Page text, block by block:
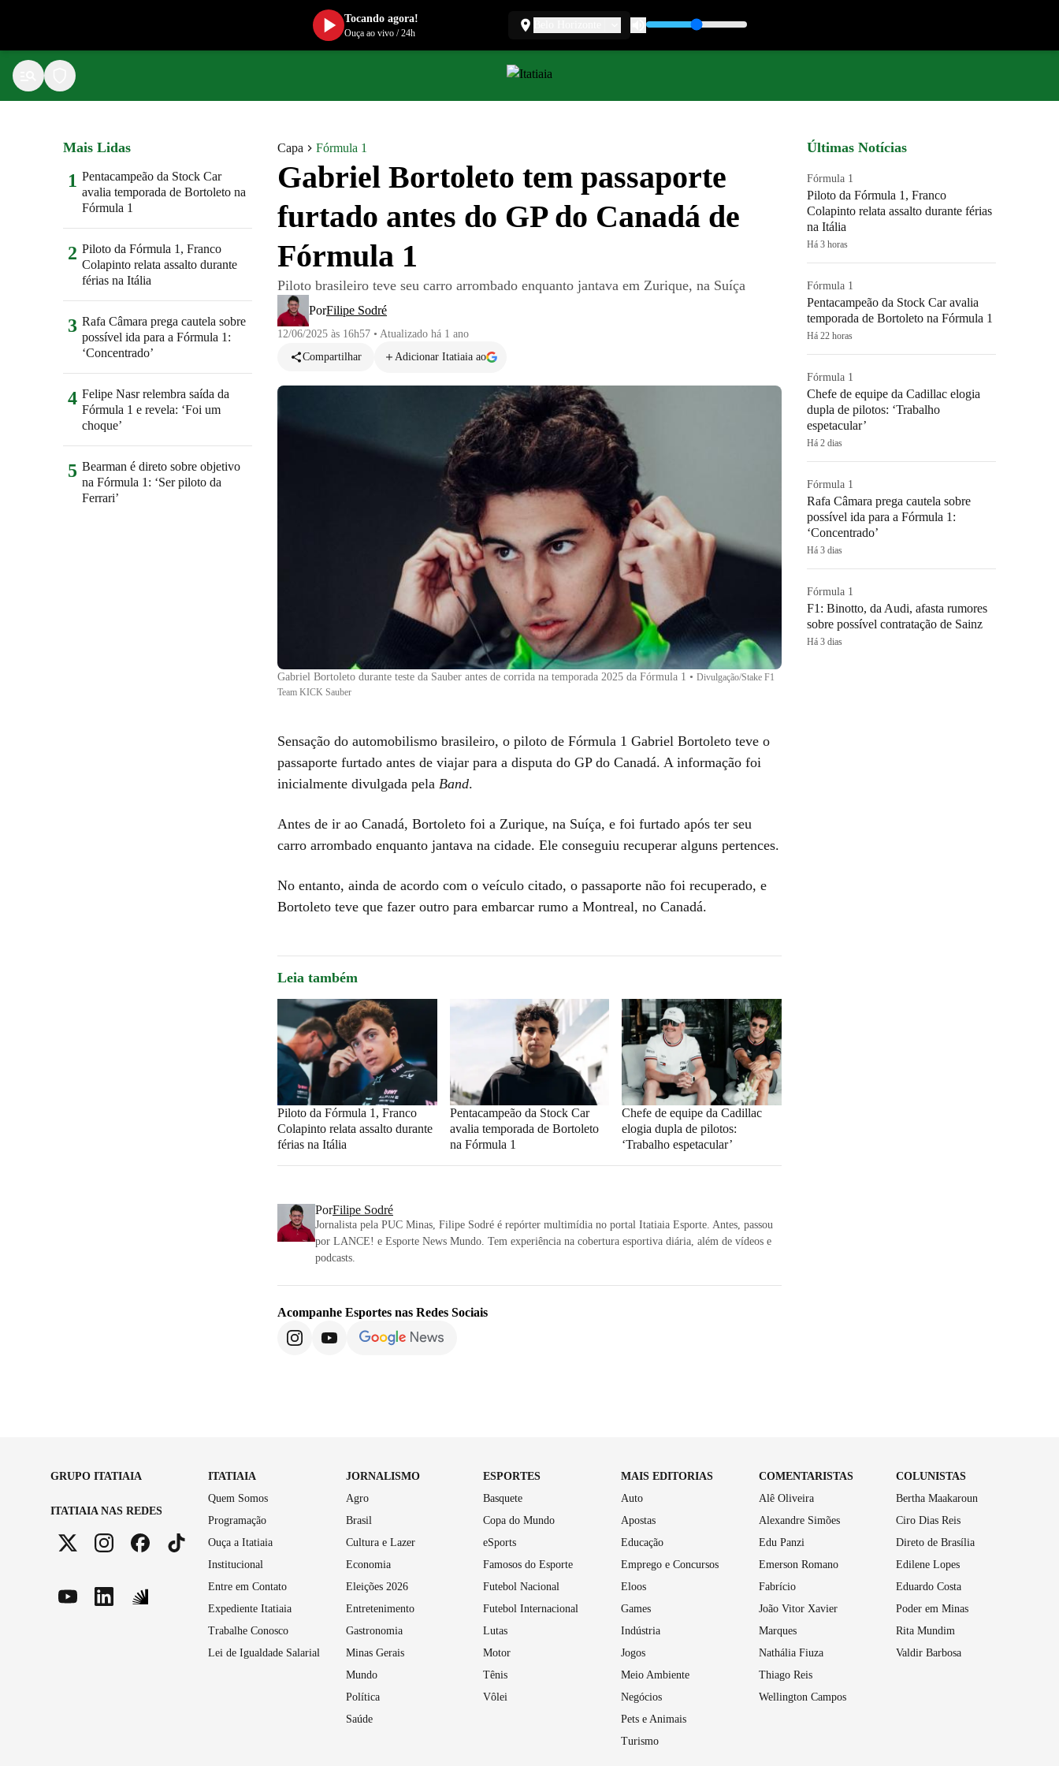
Capa Fórmula 1
Gabriel Bortoleto tem passaporte
furtado antes do GP do Canadá de
Fórmula 1
Piloto brasileiro teve seu carro arrombado enquanto jantava em Zurique, na Suíça
PorFilipe Sodré
12/06/2025 às 16h57 • Atualizado há 1 ano
Compartilhar
Adicionar Itatiaia ao
Gabriel Bortoleto durante teste da Sauber antes de corrida na temporada 2025 da Fórmula 1 • Divulgação/Stake F1
Team KICK Sauber
Sensação do automobilismo brasileiro, o piloto de Fórmula 1 Gabriel Bortoleto teve o
passaporte furtado antes de viajar para a disputa do GP do Canadá. A informação foi
inicialmente divulgada pela Band.
Antes de ir ao Canadá, Bortoleto foi a Zurique, na Suíça, e foi furtado após ter seu
carro arrombado enquanto jantava na cidade. Ele conseguiu recuperar alguns pertences.
No entanto, ainda de acordo com o veículo citado, o passaporte não foi recuperado, e
Bortoleto teve que fazer outro para embarcar rumo a Montreal, no Canadá.
Leia também
Piloto da Fórmula 1, Franco
Colapinto relata assalto durante
férias na Itália
Pentacampeão da Stock Car
avalia temporada de Bortoleto
na Fórmula 1
Chefe de equipe da Cadillac
elogia dupla de pilotos:
‘Trabalho espetacular’
PorFilipe Sodré
Jornalista pela PUC Minas, Filipe Sodré é repórter multimídia no portal Itatiaia Esporte. Antes, passou
por LANCE! e Esporte News Mundo. Tem experiência na cobertura esportiva diária, além de vídeos e
podcasts.
Acompanhe Esportes nas Redes Sociais
Mais Lidas
1 Pentacampeão da Stock Car
avalia temporada de Bortoleto na
Fórmula 1
2 Piloto da Fórmula 1, Franco
Colapinto relata assalto durante
férias na Itália
3 Rafa Câmara prega cautela sobre
possível ida para a Fórmula 1:
‘Concentrado’
4 Felipe Nasr relembra saída da
Fórmula 1 e revela: ‘Foi um
choque’
5 Bearman é direto sobre objetivo
na Fórmula 1: ‘Ser piloto da
Ferrari’
Últimas Notícias
Fórmula 1
Piloto da Fórmula 1, Franco
Colapinto relata assalto durante férias
na Itália
Há 3 horas
Fórmula 1
Pentacampeão da Stock Car avalia
temporada de Bortoleto na Fórmula 1
Há 22 horas
Fórmula 1
Chefe de equipe da Cadillac elogia
dupla de pilotos: ‘Trabalho
espetacular’
Há 2 dias
Fórmula 1
Rafa Câmara prega cautela sobre
possível ida para a Fórmula 1:
‘Concentrado’
Há 3 dias
Fórmula 1
F1: Binotto, da Audi, afasta rumores
sobre possível contratação de Sainz
Há 3 dias
GRUPO ITATIAIA
ITATIAIA NAS REDES
ITATIAIA
Quem Somos
Programação
Ouça a Itatiaia
Institucional
Entre em Contato
Expediente Itatiaia
Trabalhe Conosco
Lei de Igualdade Salarial
JORNALISMO
Agro
Brasil
Cultura e Lazer
Economia
Eleições 2026
Entretenimento
Gastronomia
Minas Gerais
Mundo
Política
Saúde
ESPORTES
Basquete
Copa do Mundo
eSports
Famosos do Esporte
Futebol Nacional
Futebol Internacional
Lutas
Motor
Tênis
Vôlei
MAIS EDITORIAS
Auto
Apostas
Educação
Emprego e Concursos
Eloos
Games
Indústria
Jogos
Meio Ambiente
Negócios
Pets e Animais
Turismo
COMENTARISTAS
Alê Oliveira
Alexandre Simões
Edu Panzi
Emerson Romano
Fabrício
João Vitor Xavier
Marques
Nathália Fiuza
Thiago Reis
Wellington Campos
COLUNISTAS
Bertha Maakaroun
Ciro Dias Reis
Direto de Brasília
Edilene Lopes
Eduardo Costa
Poder em Minas
Rita Mundim
Valdir Barbosa
Tocando agora!
Ouça ao vivo/24h